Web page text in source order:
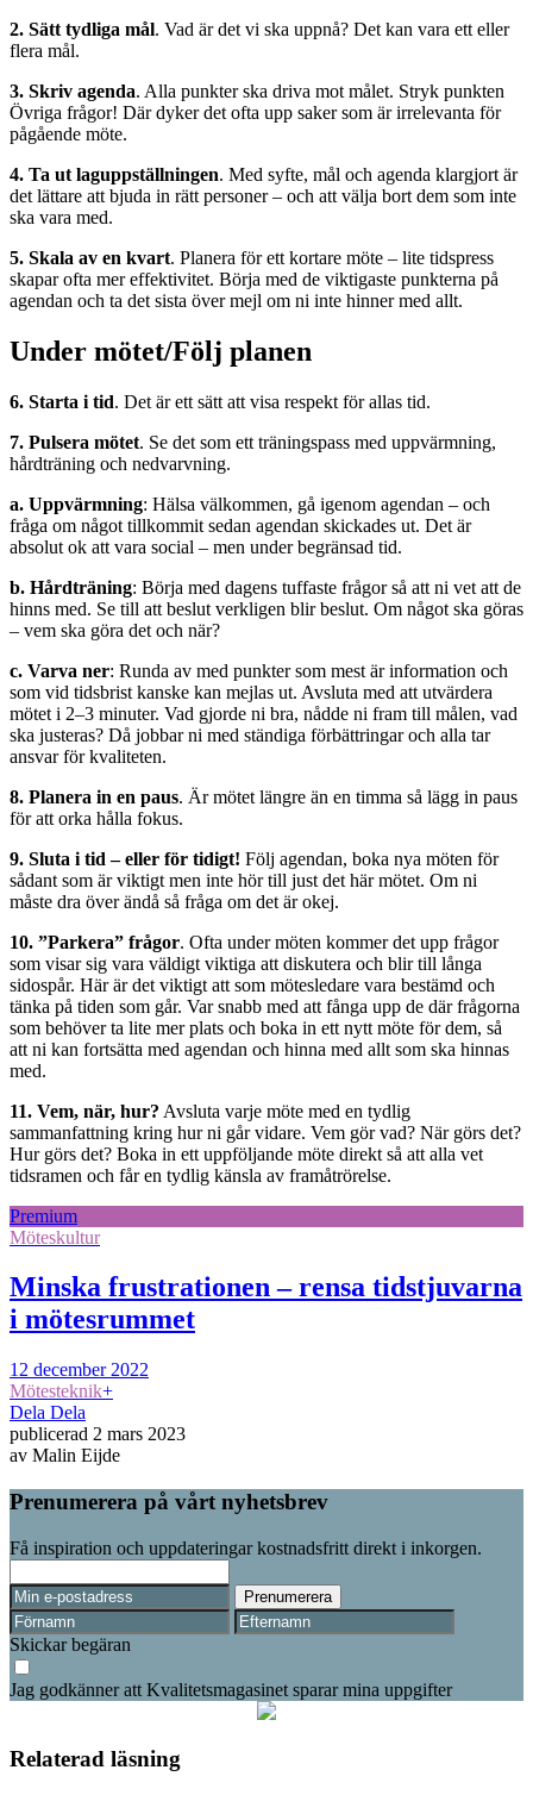
2. Sätt tydliga mål. Vad är det vi ska uppnå? Det kan vara ett eller
flera mål.
3. Skriv agenda. Alla punkter ska driva mot målet. Stryk punkten
Övriga frågor! Där dyker det ofta upp saker som är irrelevanta för
pågående möte.
4. Ta ut laguppställningen. Med syfte, mål och agenda klargjort är
det lättare att bjuda in rätt personer – och att välja bort dem som inte
ska vara med.
5. Skala av en kvart. Planera för ett kortare möte – lite tidspress
skapar ofta mer effektivitet. Börja med de viktigaste punkterna på
agendan och ta det sista över mejl om ni inte hinner med allt.
Under mötet/Följ planen
6. Starta i tid. Det är ett sätt att visa respekt för allas tid.
7. Pulsera mötet. Se det som ett träningspass med uppvärmning,
hårdträning och nedvarvning.
a. Uppvärmning: Hälsa välkommen, gå igenom agendan – och
fråga om något tillkommit sedan agendan skickades ut. Det är
absolut ok att vara social – men under begränsad tid.
b. Hårdträning: Börja med dagens tuffaste frågor så att ni vet att de
hinns med. Se till att beslut verkligen blir beslut. Om något ska göras
– vem ska göra det och när?
c. Varva ner: Runda av med punkter som mest är information och
som vid tidsbrist kanske kan mejlas ut. Avsluta med att utvärdera
mötet i 2–3 minuter. Vad gjorde ni bra, nådde ni fram till målen, vad
ska justeras? Då jobbar ni med ständiga förbättringar och alla tar
ansvar för kvaliteten.
8. Planera in en paus. Är mötet längre än en timma så lägg in paus
för att orka hålla fokus.
9. Sluta i tid – eller för tidigt! Följ agendan, boka nya möten för
sådant som är viktigt men inte hör till just det här mötet. Om ni
måste dra över ändå så fråga om det är okej.
10. ”Parkera” frågor. Ofta under möten kommer det upp frågor
som visar sig vara väldigt viktiga att diskutera och blir till långa
sidospår. Här är det viktigt att som mötesledare vara bestämd och
tänka på tiden som går. Var snabb med att fånga upp de där frågorna
som behöver ta lite mer plats och boka in ett nytt möte för dem, så
att ni kan fortsätta med agendan och hinna med allt som ska hinnas
med.
11. Vem, när, hur? Avsluta varje möte med en tydlig
sammanfattning kring hur ni går vidare. Vem gör vad? När görs det?
Hur görs det? Boka in ett uppföljande möte direkt så att alla vet
tidsramen och får en tydlig känsla av framåtrörelse.
Premium
Möteskultur
Minska frustrationen – rensa tidstjuvarna
i mötesrummet
12 december 2022
Mötesteknik+
Dela Dela
publicerad 2 mars 2023
av Malin Eijde
Prenumerera på vårt nyhetsbrev
Få inspiration och uppdateringar kostnadsfritt direkt i inkorgen.
Skickar begäran
Jag godkänner att Kvalitetsmagasinet sparar mina uppgifter
Relaterad läsning